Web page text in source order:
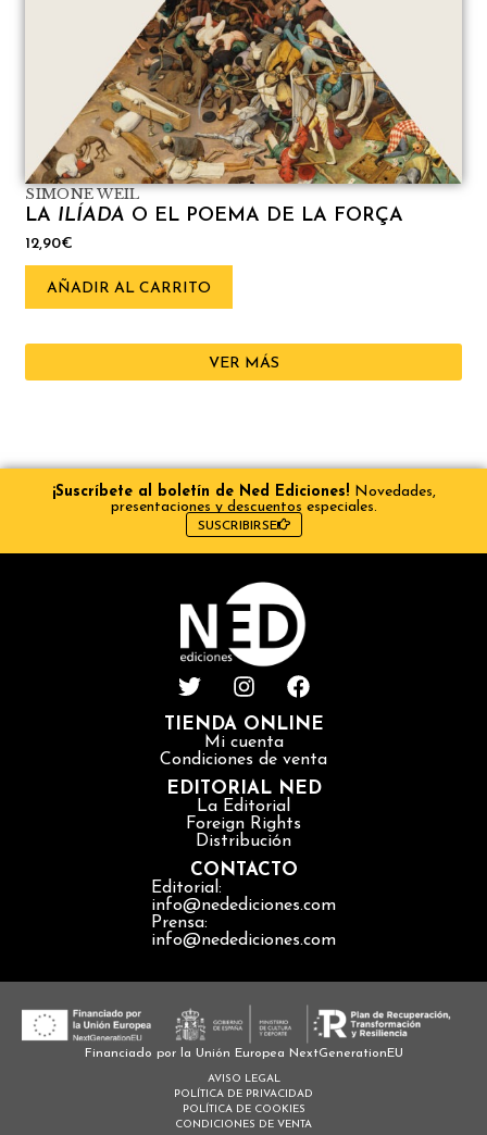
SIMONE WEIL
LA ILÍADA O EL POEMA DE LA FORÇA
12,90€
AÑADIR AL CARRITO
VER MÁS
¡Suscríbete al boletín de Ned Ediciones! Novedades,
presentaciones y descuentos especiales.
SUSCRIBIRSE
TIENDA ONLINE
Mi cuenta
Condiciones de venta
EDITORIAL NED
La Editorial
Foreign Rights
Distribución
CONTACTO
Editorial:
info@nedediciones.com
Prensa:
info@nedediciones.com
Financiado por la Unión Europea NextGenerationEU
AVISO LEGAL
POLÍTICA DE PRIVACIDAD
POLÍTICA DE COOKIES
CONDICIONES DE VENTA